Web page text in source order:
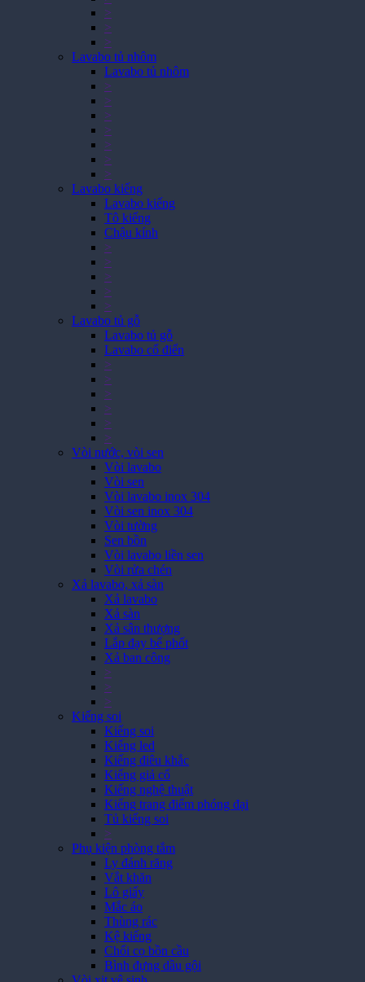
>
>
>
Lavabo tủ nhôm
Lavabo tủ nhôm
>
>
>
>
>
>
>
Lavabo kiếng
Lavabo kiếng
Tô kiếng
Chậu kính
>
>
>
>
>
Lavabo tủ gỗ
Lavabo tủ gỗ
Lavabo cổ điển
>
>
>
>
>
>
Vòi nước, vòi sen
Vòi lavabo
Vòi sen
Vòi lavabo inox 304
Vòi sen inox 304
Vòi tường
Sen bồn
Vòi lavabo liền sen
Vòi rửa chén
Xả lavabo, xả sàn
Xả lavabo
Xả sàn
Xả sân thượng
Lắp đạy bể phốt
Xả ban công
>
>
>
Kiếng soi
Kiếng soi
Kiếng led
Kiếng điêu khắc
Kiếng giả cổ
Kiếng nghệ thuật
Kiếng trang điểm phóng đại
Tủ kiếng soi
>
Phụ kiện phòng tắm
Ly đánh răng
Vắt khăn
Lô giấy
Mắc áo
Thùng rác
Kệ kiếng
Chổi cọ bồn cầu
Bình đựng dầu gội